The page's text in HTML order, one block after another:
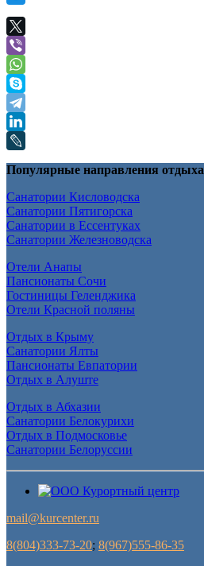
Популярные направления отдыха
Санатории Кисловодска
Санатории Пятигорска
Санатории в Ессентуках
Санатории Железноводска
Отели Анапы
Пансионаты Сочи
Гостиницы Геленджика
Отели Красной поляны
Отдых в Крыму
Санатории Ялты
Пансионаты Евпатории
Отдых в Алуште
Отдых в Абхазии
Санатории Белокурихи
Отдых в Подмосковье
Санатории Белоруссии
mail@kurcenter.ru
8(804)333-73-20; 8(967)555-86-35